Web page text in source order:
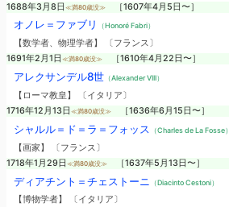
1688年3月8日 ≪満80歳没≫ ［1607年4月5日〜］
オノレ＝ファブリ （Honoré Fabri）
【数学者、物理学者】 〔フランス〕
1691年2月1日 ≪満80歳没≫ ［1610年4月22日〜］
アレクサンデル8世（Alexander VIII）
【ローマ教皇】 〔イタリア〕
1716年12月13日 ≪満80歳没≫ ［1636年6月15日〜］
シャルル＝ド＝ラ＝フォッス （Charles de La Fosse）
【画家】 〔フランス〕
1718年1月29日 ≪満80歳没≫ ［1637年5月13日〜］
ディアチント＝チェストーニ （Diacinto Cestoni）
【博物学者】 〔イタリア〕